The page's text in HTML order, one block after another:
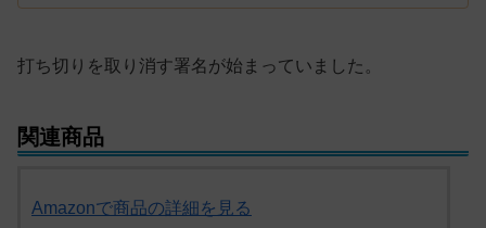
打ち切りを取り消す署名が始まっていました。
関連商品
Amazonで商品の詳細を見る